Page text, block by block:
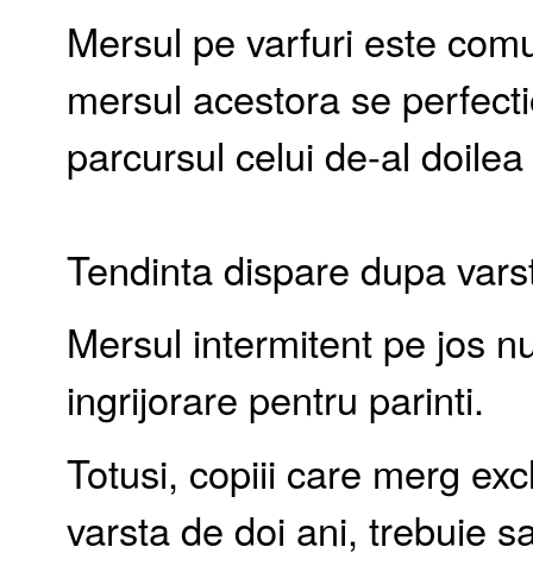
Mersul pe varfuri este
mersul acestora se
parcursul celui de-al
Tendinta dispare dupa
Mersul intermitent pe jos
ingrijorare pentru parinti.
Totusi, copiii care merg
varsta de doi ani, trebuie